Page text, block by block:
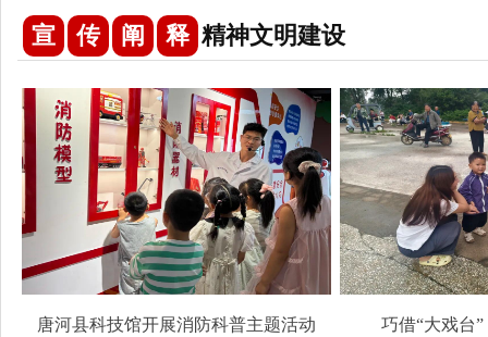
宣 传 阐 释 精神文明建设
唐河县科技馆开展消防科普主题活动 巧借“大戏台